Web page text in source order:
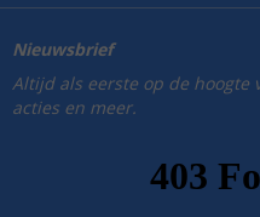
Nieuwsbrief
Altijd als eerste op de hoogte
acties en meer.